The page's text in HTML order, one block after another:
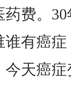
费。
有癌
天癌